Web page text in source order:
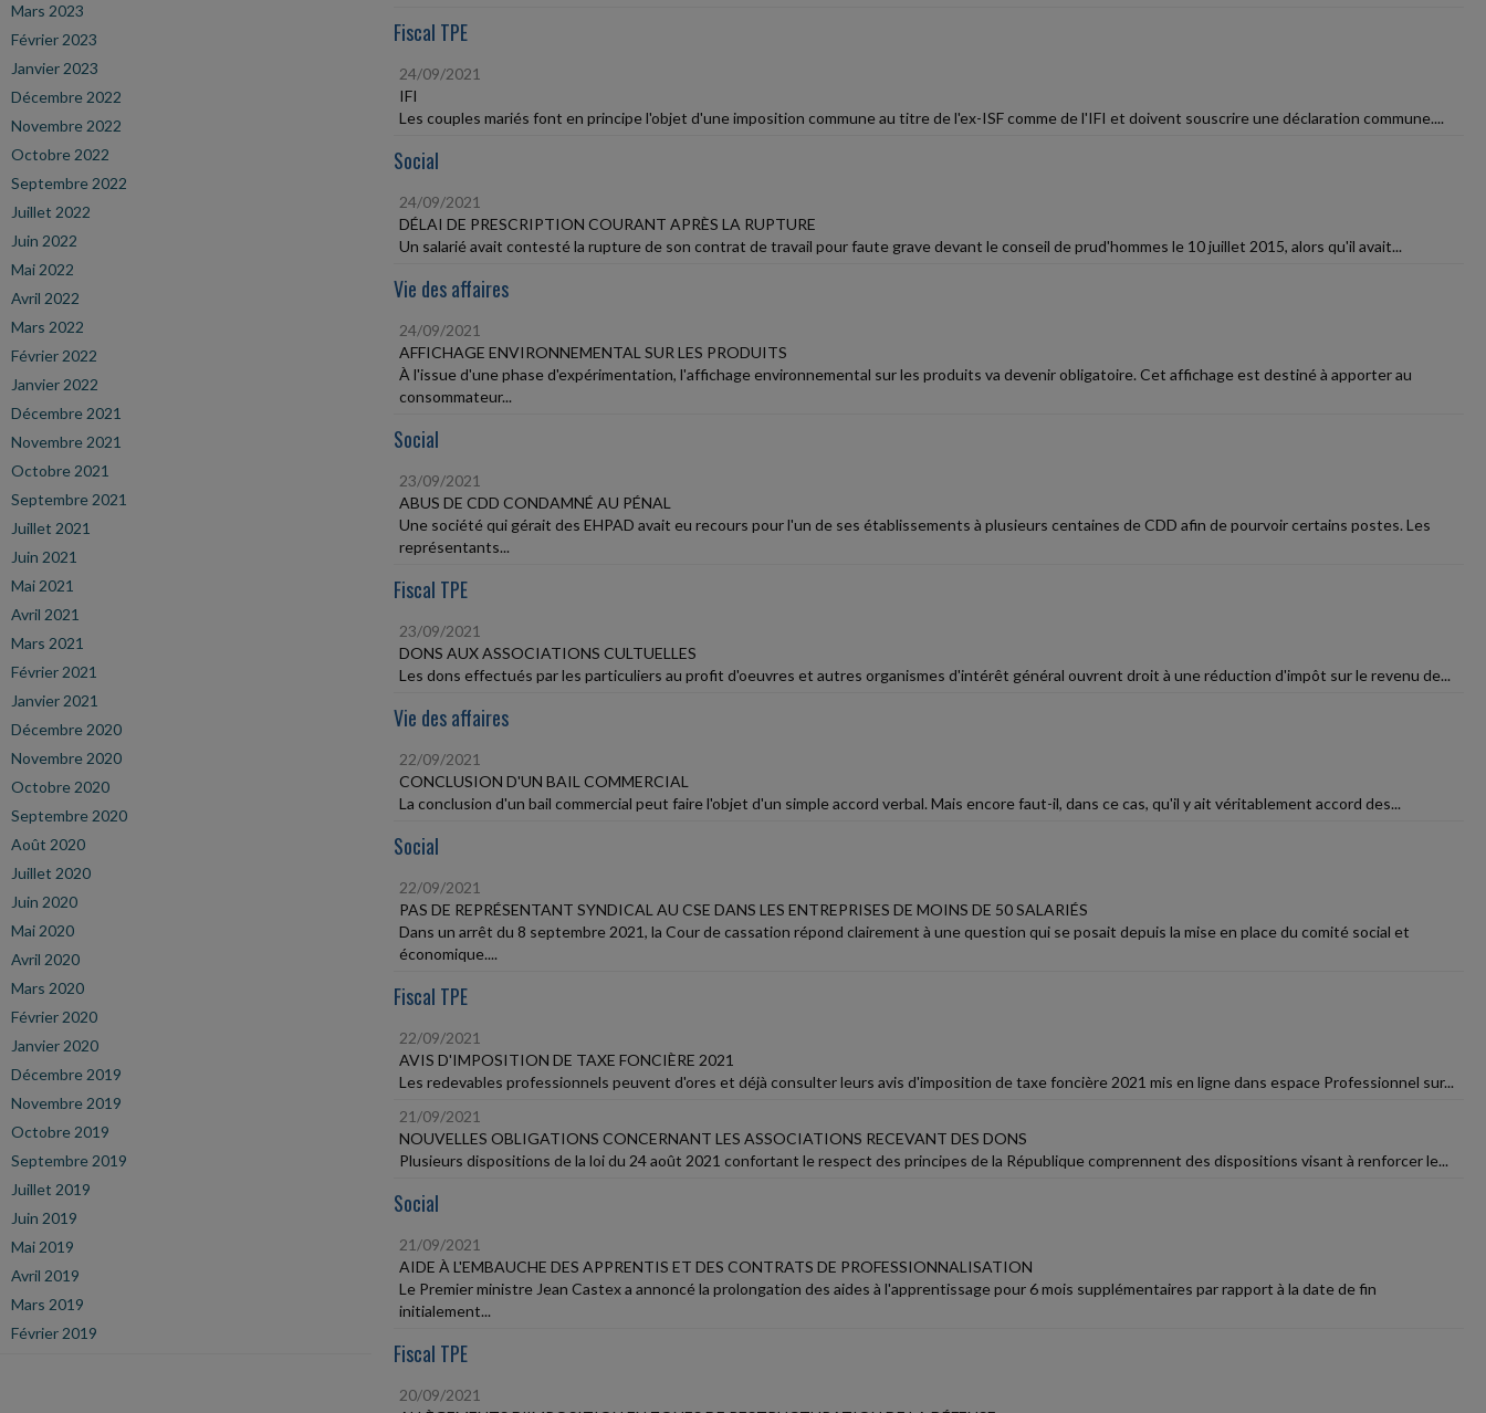
Mars 2023
Février 2023
Janvier 2023
Décembre 2022
Novembre 2022
Octobre 2022
Septembre 2022
Juillet 2022
Juin 2022
Mai 2022
Avril 2022
Mars 2022
Février 2022
Janvier 2022
Décembre 2021
Novembre 2021
Octobre 2021
Septembre 2021
Juillet 2021
Juin 2021
Mai 2021
Avril 2021
Mars 2021
Février 2021
Janvier 2021
Décembre 2020
Novembre 2020
Octobre 2020
Septembre 2020
Août 2020
Juillet 2020
Juin 2020
Mai 2020
Avril 2020
Mars 2020
Février 2020
Janvier 2020
Décembre 2019
Novembre 2019
Octobre 2019
Septembre 2019
Juillet 2019
Juin 2019
Mai 2019
Avril 2019
Mars 2019
Février 2019
Fiscal TPE
24/09/2021
IFI
Les couples mariés font en principe l'objet d'une imposition commune au titre de l'ex-ISF comme de l'IFI et doivent souscrire une déclaration commune....
Social
24/09/2021
DÉLAI DE PRESCRIPTION COURANT APRÈS LA RUPTURE
Un salarié avait contesté la rupture de son contrat de travail pour faute grave devant le conseil de prud'hommes le 10 juillet 2015, alors qu'il avait...
Vie des affaires
24/09/2021
AFFICHAGE ENVIRONNEMENTAL SUR LES PRODUITS
À l'issue d'une phase d'expérimentation, l'affichage environnemental sur les produits va devenir obligatoire. Cet affichage est destiné à apporter au
consommateur...
Social
23/09/2021
ABUS DE CDD CONDAMNÉ AU PÉNAL
Une société qui gérait des EHPAD avait eu recours pour l'un de ses établissements à plusieurs centaines de CDD afin de pourvoir certains postes. Les
représentants...
Fiscal TPE
23/09/2021
DONS AUX ASSOCIATIONS CULTUELLES
Les dons effectués par les particuliers au profit d'oeuvres et autres organismes d'intérêt général ouvrent droit à une réduction d'impôt sur le revenu de...
Vie des affaires
22/09/2021
CONCLUSION D'UN BAIL COMMERCIAL
La conclusion d'un bail commercial peut faire l'objet d'un simple accord verbal. Mais encore faut-il, dans ce cas, qu'il y ait véritablement accord des...
Social
22/09/2021
PAS DE REPRÉSENTANT SYNDICAL AU CSE DANS LES ENTREPRISES DE MOINS DE 50 SALARIÉS
Dans un arrêt du 8 septembre 2021, la Cour de cassation répond clairement à une question qui se posait depuis la mise en place du comité social et
économique....
Fiscal TPE
22/09/2021
AVIS D'IMPOSITION DE TAXE FONCIÈRE 2021
Les redevables professionnels peuvent d'ores et déjà consulter leurs avis d'imposition de taxe foncière 2021 mis en ligne dans espace Professionnel sur...
21/09/2021
NOUVELLES OBLIGATIONS CONCERNANT LES ASSOCIATIONS RECEVANT DES DONS
Plusieurs dispositions de la loi du 24 août 2021 confortant le respect des principes de la République comprennent des dispositions visant à renforcer le...
Social
21/09/2021
AIDE À L'EMBAUCHE DES APPRENTIS ET DES CONTRATS DE PROFESSIONNALISATION
Le Premier ministre Jean Castex a annoncé la prolongation des aides à l'apprentissage pour 6 mois supplémentaires par rapport à la date de fin
initialement...
Fiscal TPE
20/09/2021